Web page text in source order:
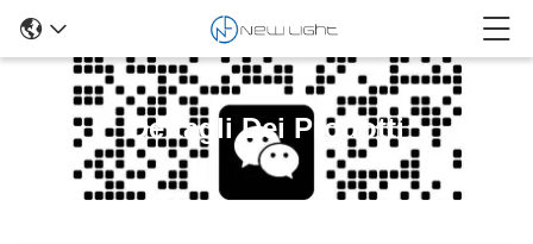
Dettagli Dei Prodotti